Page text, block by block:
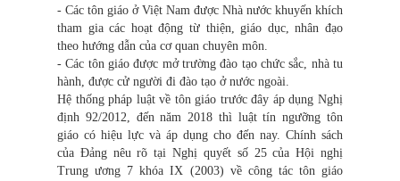
- Các tôn giáo ở Việt Nam được Nhà nước khuyến khích
tham gia các hoạt động từ thiện, giáo dục, nhân đạo
theo hướng dẫn của cơ quan chuyên môn.
- Các tôn giáo được mở trường đào tạo chức sắc, nhà tu
hành, được cử người đi đào tạo ở nước ngoài.
Hệ thống pháp luật về tôn giáo trước đây áp dụng Nghị
định 92/2012, đến năm 2018 thì luật tín ngưỡng tôn
giáo có hiệu lực và áp dụng cho đến nay. Chính sách
của Đảng nêu rõ tại Nghị quyết số 25 của Hội nghị
Trung ương 7 khóa IX (2003) về công tác tôn giáo